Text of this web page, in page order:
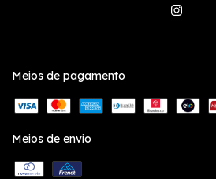
Meios de pagamento
Meios de envio